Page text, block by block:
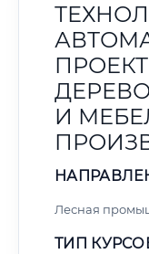
И
Лесная
ТИП